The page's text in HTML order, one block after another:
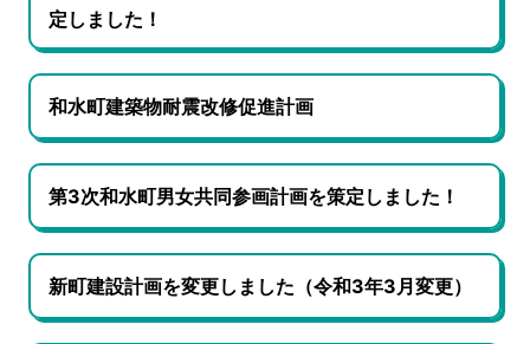
定しました！
和水町建築物耐震改修促進計画
第3次和水町男女共同参画計画を策定しました！
新町建設計画を変更しました（令和3年3月変更）